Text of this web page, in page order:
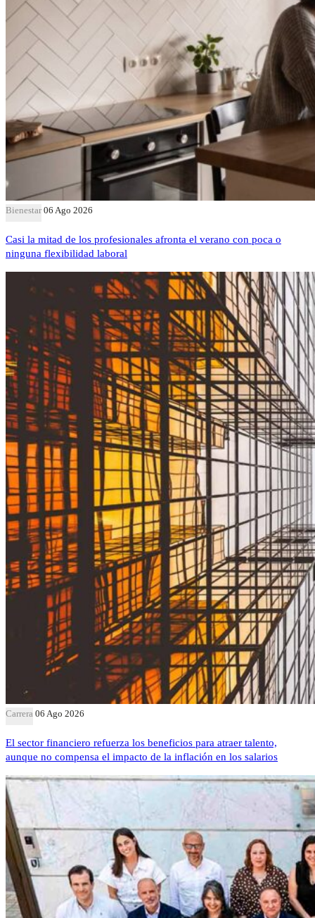
Bienestar 06 Ago 2026
Casi la mitad de los profesionales afronta el verano con poca o
ninguna flexibilidad laboral
Carrera 06 Ago 2026
El sector financiero refuerza los beneficios para atraer talento,
aunque no compensa el impacto de la inflación en los salarios